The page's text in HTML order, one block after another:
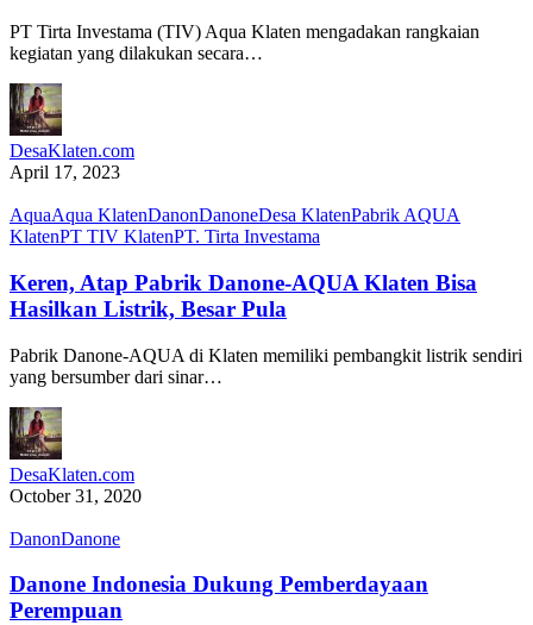
PT Tirta Investama (TIV) Aqua Klaten mengadakan rangkaian
kegiatan yang dilakukan secara…
DesaKlaten.com
April 17, 2023
AquaAqua KlatenDanonDanoneDesa KlatenPabrik AQUA
KlatenPT TIV KlatenPT. Tirta Investama
Keren, Atap Pabrik Danone-AQUA Klaten Bisa
Hasilkan Listrik, Besar Pula
Pabrik Danone-AQUA di Klaten memiliki pembangkit listrik sendiri
yang bersumber dari sinar…
DesaKlaten.com
October 31, 2020
DanonDanone
Danone Indonesia Dukung Pemberdayaan
Perempuan